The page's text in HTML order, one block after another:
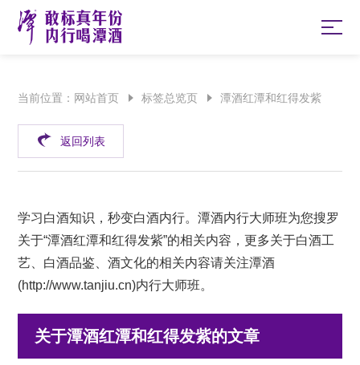
当前位置： 网站首页 标签总览页 潭酒红潭和红得发紫
返回列表
学习白酒知识，秒变白酒内行。潭酒内行大师班为您搜罗
关于“潭酒红潭和红得发紫”的相关内容，更多关于白酒工
艺、白酒品鉴、酒文化的相关内容请关注潭酒
(http://www.tanjiu.cn)内行大师班。
关于潭酒红潭和红得发紫的文章